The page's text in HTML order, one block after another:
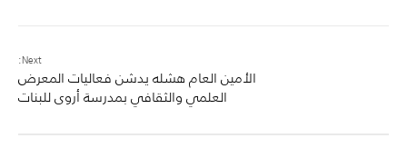
Next:
الأمين العام هشله يدشن فعاليات المعرض
العلمي والثقافي بمدرسة أروى للبنات